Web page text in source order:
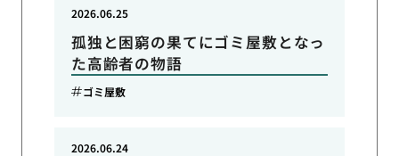
孤独と困窮の果てにゴミ屋敷となっ
た高齢者の物語
2026.06.25
ゴミ屋敷
2026.06.24